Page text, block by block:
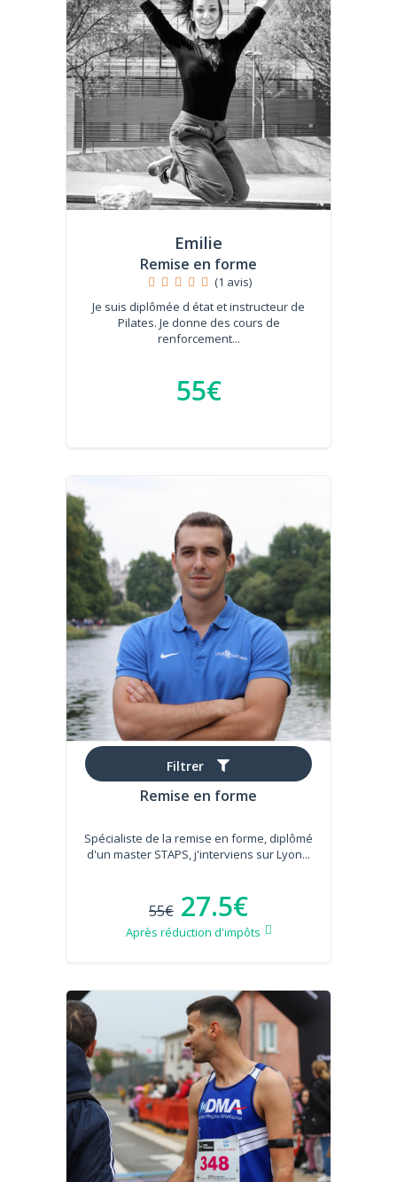
Filtrer
Emilie
Remise en forme
(1 avis)
Je suis diplômée d état et instructeur de
Pilates. Je donne des cours de
renforcement...
55€
Cédric
Remise en forme
Spécialiste de la remise en forme, diplômé
d'un master STAPS, j'interviens sur Lyon...
55€ 27.5€
Après réduction d'impôts